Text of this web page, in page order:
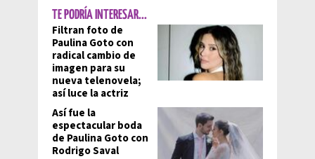
TE PODRÍA INTERESAR...
Filtran foto de
Paulina Goto con
radical cambio de
imagen para su
nueva telenovela;
así luce la actriz
Así fue la
espectacular boda
de Paulina Goto con
Rodrigo Saval